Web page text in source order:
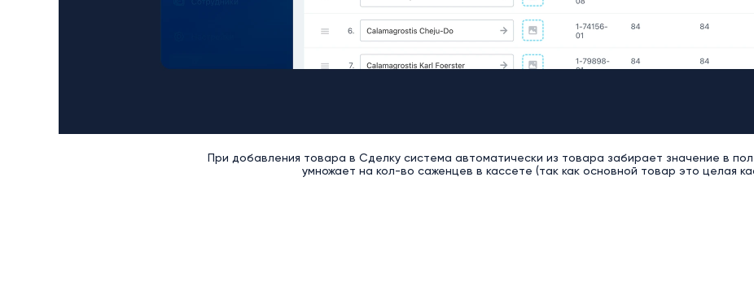
При добавления товара в Сделку система автоматически из товара забирает значение в
умножает на кол-во саженцев в кассете (так как основной товар это целая